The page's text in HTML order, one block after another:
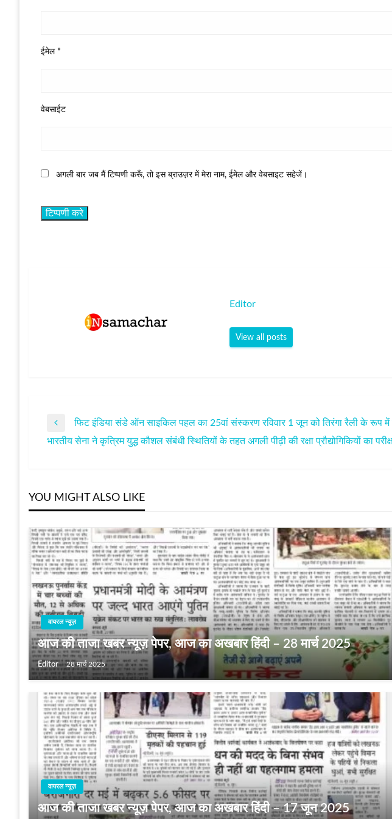
ईमेल *
वेबसाईट
अगली बार जब मैं टिप्पणी करूँ, तो इस ब्राउज़र में मेरा नाम, ईमेल और वेबसाइट सहेजें।
Editor
View all posts
पोस्ट
Previous
Post
फिट इंडिया संडे ऑन साइकिल पहल का 25वां संस्करण रविवार 1 जून को तिरंगा रैली के रूप में
Next
भारतीय सेना ने कृत्रिम युद्ध कौशल संबंधी स्थितियों के तहत अगली पीढ़ी की रक्षा प्रौद्योगिकियों का
YOU MIGHT ALSO LIKE
वायरल न्यूज़
आज की ताजा खबर न्यूज़ पेपर, आज का अखबार हिंदी – 28 मार्च 2025
Editor 28 मार्च 2025
वायरल न्यूज़
आज की ताजा खबर न्यूज़ पेपर, आज का अखबार हिंदी – 17 जून 2025